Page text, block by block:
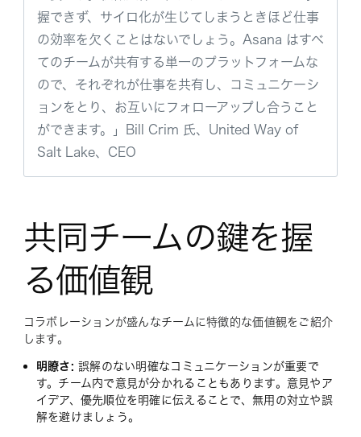
握できず、サイロ化が生じてしまうときほど仕事
の効率を欠くことはないでしょう。Asana はすべ
てのチームが共有する単一のプラットフォームな
ので、それぞれが仕事を共有し、コミュニケーシ
ョンをとり、お互いにフォローアップし合うこと
ができます。」Bill Crim 氏、United Way of
Salt Lake、CEO
共同チームの鍵を握
る価値観
コラボレーションが盛んなチームに特徴的な価値観をご紹介
します。
明瞭さ:誤解のない明確なコミュニケーションが重要で
す。チーム内で意見が分かれることもあります。意見やア
イデア、優先順位を明確に伝えることで、無用の対立や誤
解を避けましょう。